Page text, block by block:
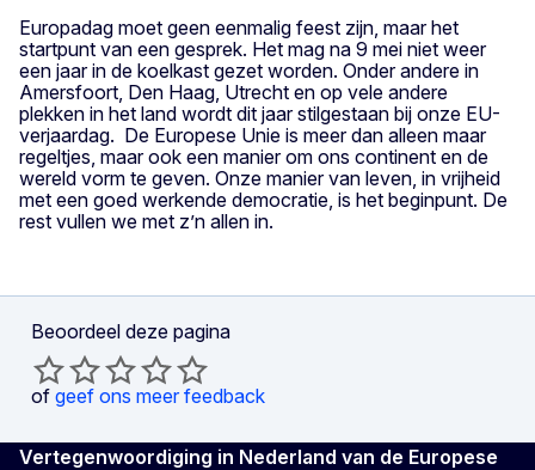
Europadag moet geen eenmalig feest zijn, maar het
startpunt van een gesprek. Het mag na 9 mei niet weer
een jaar in de koelkast gezet worden. Onder andere in
Amersfoort, Den Haag, Utrecht en op vele andere
plekken in het land wordt dit jaar stilgestaan bij onze EU-
verjaardag. De Europese Unie is meer dan alleen maar
regeltjes, maar ook een manier om ons continent en de
wereld vorm te geven. Onze manier van leven, in vrijheid
met een goed werkende democratie, is het beginpunt. De
rest vullen we met z’n allen in.
Beoordeel deze pagina
of geef ons meer feedback
Vertegenwoordiging in Nederland van de Europese